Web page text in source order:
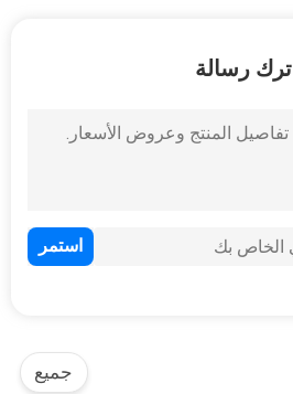
موصلات RJ45 متعددة
اترك رسالة
جميع